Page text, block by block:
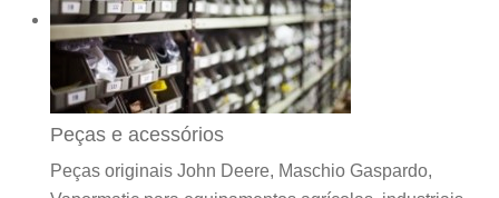
Peças e acessórios
Peças originais John Deere, Maschio Gaspardo,